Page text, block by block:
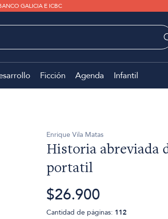
GALICIA E ICBC
Ficción Agenda Infantil
Enrique Vila Matas
Historia abreviada
portatil
$26.900
Cantidad de páginas: 112